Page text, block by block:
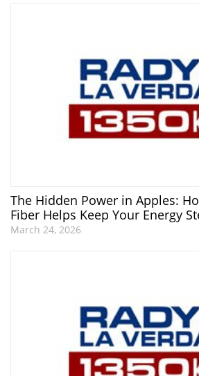
The Hidden Power in Apples:
Fiber Helps Keep Your Energy
March 24, 2026